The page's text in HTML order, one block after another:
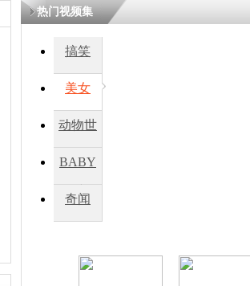
热门视频集
搞笑
美女
动物世
BABY
秀
奇闻